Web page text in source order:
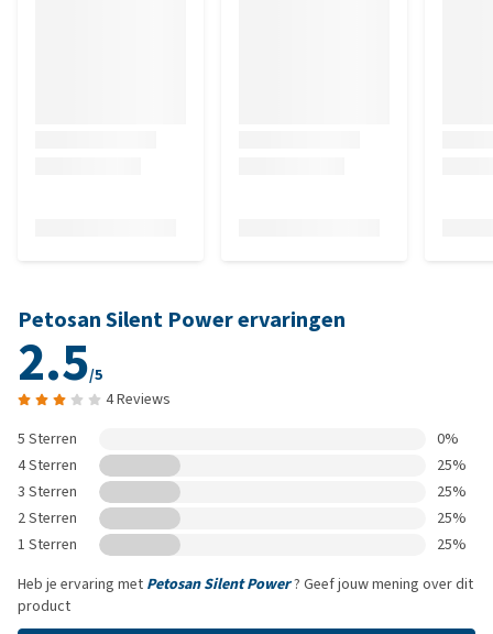
Petosan Silent Power ervaringen
2.5/5
4 Reviews
5 Sterren
0%
4 Sterren
25%
3 Sterren
25%
2 Sterren
25%
1 Sterren
25%
Heb je ervaring met Petosan Silent Power? Geef jouw mening over dit
product